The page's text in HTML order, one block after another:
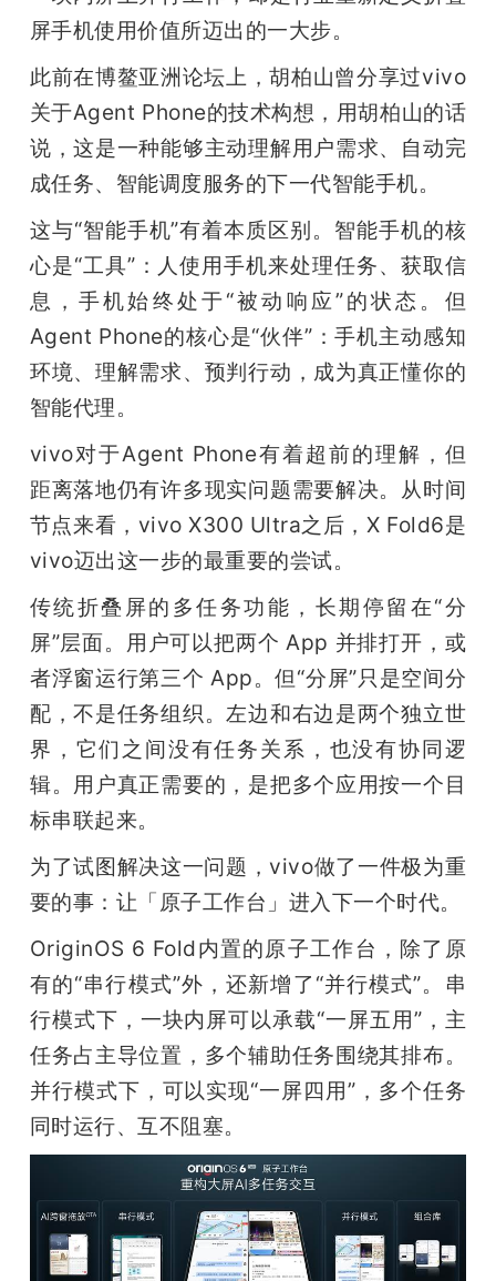
屏手机使用价值所迈出的一大步。
此前在博鳌亚洲论坛上，胡柏山曾分享过vivo
关于Agent Phone的技术构想，用胡柏山的话
说，这是一种能够主动理解用户需求、自动完
成任务、智能调度服务的下一代智能手机。
这与“智能手机”有着本质区别。智能手机的核
心是“工具”：人使用手机来处理任务、获取信
息，手机始终处于“被动响应”的状态。但
Agent Phone的核心是“伙伴”：手机主动感知
环境、理解需求、预判行动，成为真正懂你的
智能代理。
vivo对于Agent Phone有着超前的理解，但
距离落地仍有许多现实问题需要解决。从时间
节点来看，vivo X300 Ultra之后，X Fold6是
vivo迈出这一步的最重要的尝试。
传统折叠屏的多任务功能，长期停留在“分
屏”层面。用户可以把两个 App 并排打开，或
者浮窗运行第三个 App。但“分屏”只是空间分
配，不是任务组织。左边和右边是两个独立世
界，它们之间没有任务关系，也没有协同逻
辑。用户真正需要的，是把多个应用按一个目
标串联起来。
为了试图解决这一问题，vivo做了一件极为重
要的事：让「原子工作台」进入下一个时代。
OriginOS 6 Fold内置的原子工作台，除了原
有的“串行模式”外，还新增了“并行模式”。串
行模式下，一块内屏可以承载“一屏五用”，主
任务占主导位置，多个辅助任务围绕其排布。
并行模式下，可以实现“一屏四用”，多个任务
同时运行、互不阻塞。